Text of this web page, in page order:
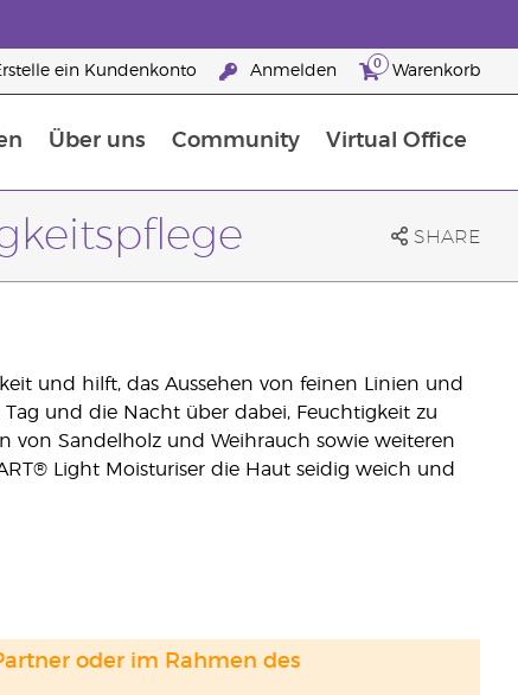
ein Kundenkonto Anmelden 0 Warenkorb
Über uns Community Virtual Office
SHARE
und hilft, das Aussehen von feinen Linien und
und die Nacht über dabei, Feuchtigkeit zu
von Sandelholz und Weihrauch sowie weiteren
Light Moisturiser die Haut seidig weich und
oder im Rahmen des